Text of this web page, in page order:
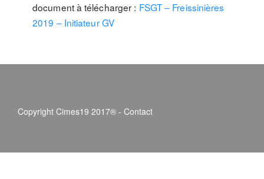
document à télécharger : FSGT – Freissinières
2019 – Initiateur GV
Copyright Cimes19 2017® - Contact